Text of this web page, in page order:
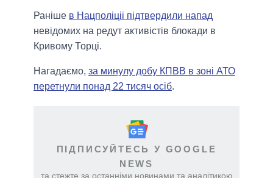
Раніше в Нацполіціі підтвердили напад
невідомих на редут активістів блокади в
Кривому Торці.
Нагадаємо, за минулу добу КПВВ в зоні АТО
перетнули понад 22 тисяч осіб.
ПІДПИСУЙТЕСЬ У GOOGLE
NEWS
та стежте за останніми новинами та аналітикою